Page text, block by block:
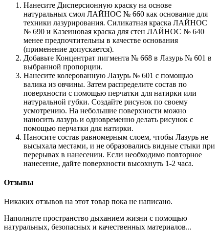
Нанесите Дисперсионную краску на основе
натуральных смол ЛАЙНОС № 660 как основание для
техники лазурирования. Силикатная краска ЛАЙНОС
№ 690 и Казеиновая краска для стен ЛАЙНОС № 640
менее предпочтительны в качестве основания
(применение допускается).
Добавьте Концентрат пигмента № 668 в Лазурь № 601 в
выбранной пропорции.
Нанесите колерованную Лазурь № 601 с помощью
валика из овчины. Затем распределите состав по
поверхности с помощью перчатки для натирки или
натуральной губки. Создайте рисунок по своему
усмотрению. На небольшие поверхности можно
наносить лазурь и одновременно делать рисунок с
помощью перчатки для натирки.
Наносите состав равномерным слоем, чтобы Лазурь не
высыхала местами, и не образовались видные стыки при
перерывах в нанесении. Если необходимо повторное
нанесение, дайте поверхности высохнуть 1-2 часа.
Отзывы
Никаких отзывов на этот товар пока не написано.
Наполните пространство дыханием жизни с помощью
натуральных, безопасных и качественных материалов...